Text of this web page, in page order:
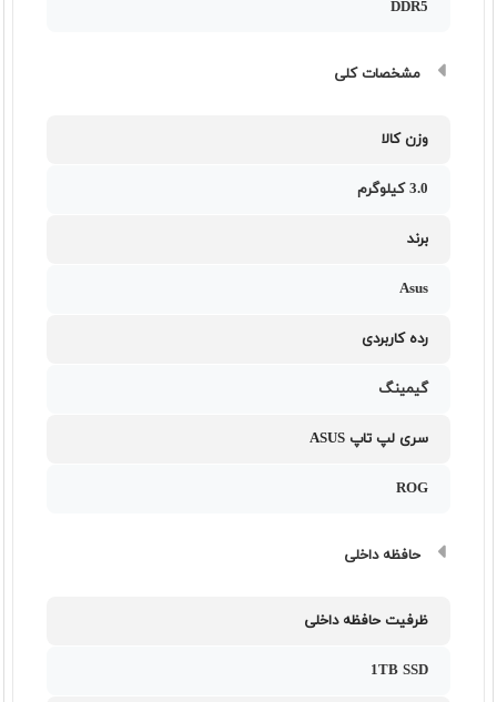
DDR5
مشخصات کلی
وزن کالا
3.0 کیلوگرم
برند
Asus
رده کاربردی
گیمینگ
سری لپ تاپ ASUS
ROG
حافظه داخلی
ظرفیت حافظه داخلی
1TB SSD